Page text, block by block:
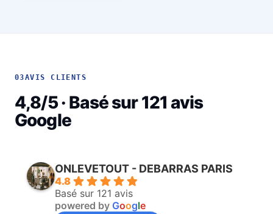
03AVIS CLIENTS
4,8/5 · Basé sur 121 avis
Google
ONLEVETOUT - DEBARRAS PARIS
4.8
Basé sur 121 avis
powered by Google